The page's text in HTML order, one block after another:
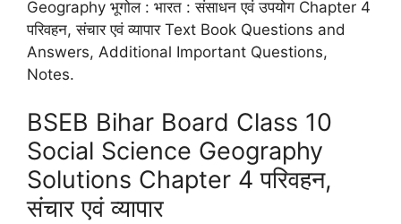
Geography भूगोल : भारत : संसाधन एवं उपयोग Chapter 4
परिवहन, संचार एवं व्यापार Text Book Questions and
Answers, Additional Important Questions,
Notes.
BSEB Bihar Board Class 10
Social Science Geography
Solutions Chapter 4 परिवहन,
संचार एवं व्यापार